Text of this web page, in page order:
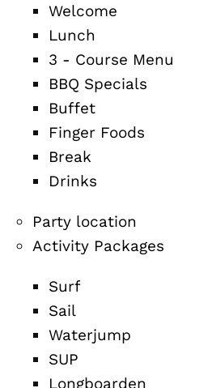
Welcome
Lunch
3 - Course Menu
BBQ Specials
Buffet
Finger Foods
Break
Drinks
Party location
Activity Packages
Surf
Sail
Waterjump
SUP
Longboarden